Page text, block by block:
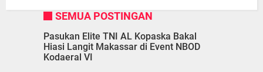
SEMUA POSTINGAN
Pasukan Elite TNI AL Kopaska Bakal
Hiasi Langit Makassar di Event NBOD
Kodaeral VI